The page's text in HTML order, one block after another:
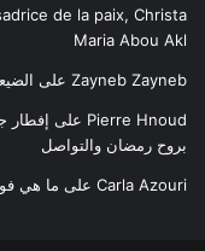
de la paix, Christa
Maria Abou Akl
Zayneb Zayneb على
Pierre Hnoud على
بروح رمضان والتواصل
Carla Azouri على ما هي